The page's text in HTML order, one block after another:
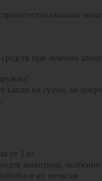
при лечении
капли на сухую, не
от 1 кг.
животных,
и их метисам.